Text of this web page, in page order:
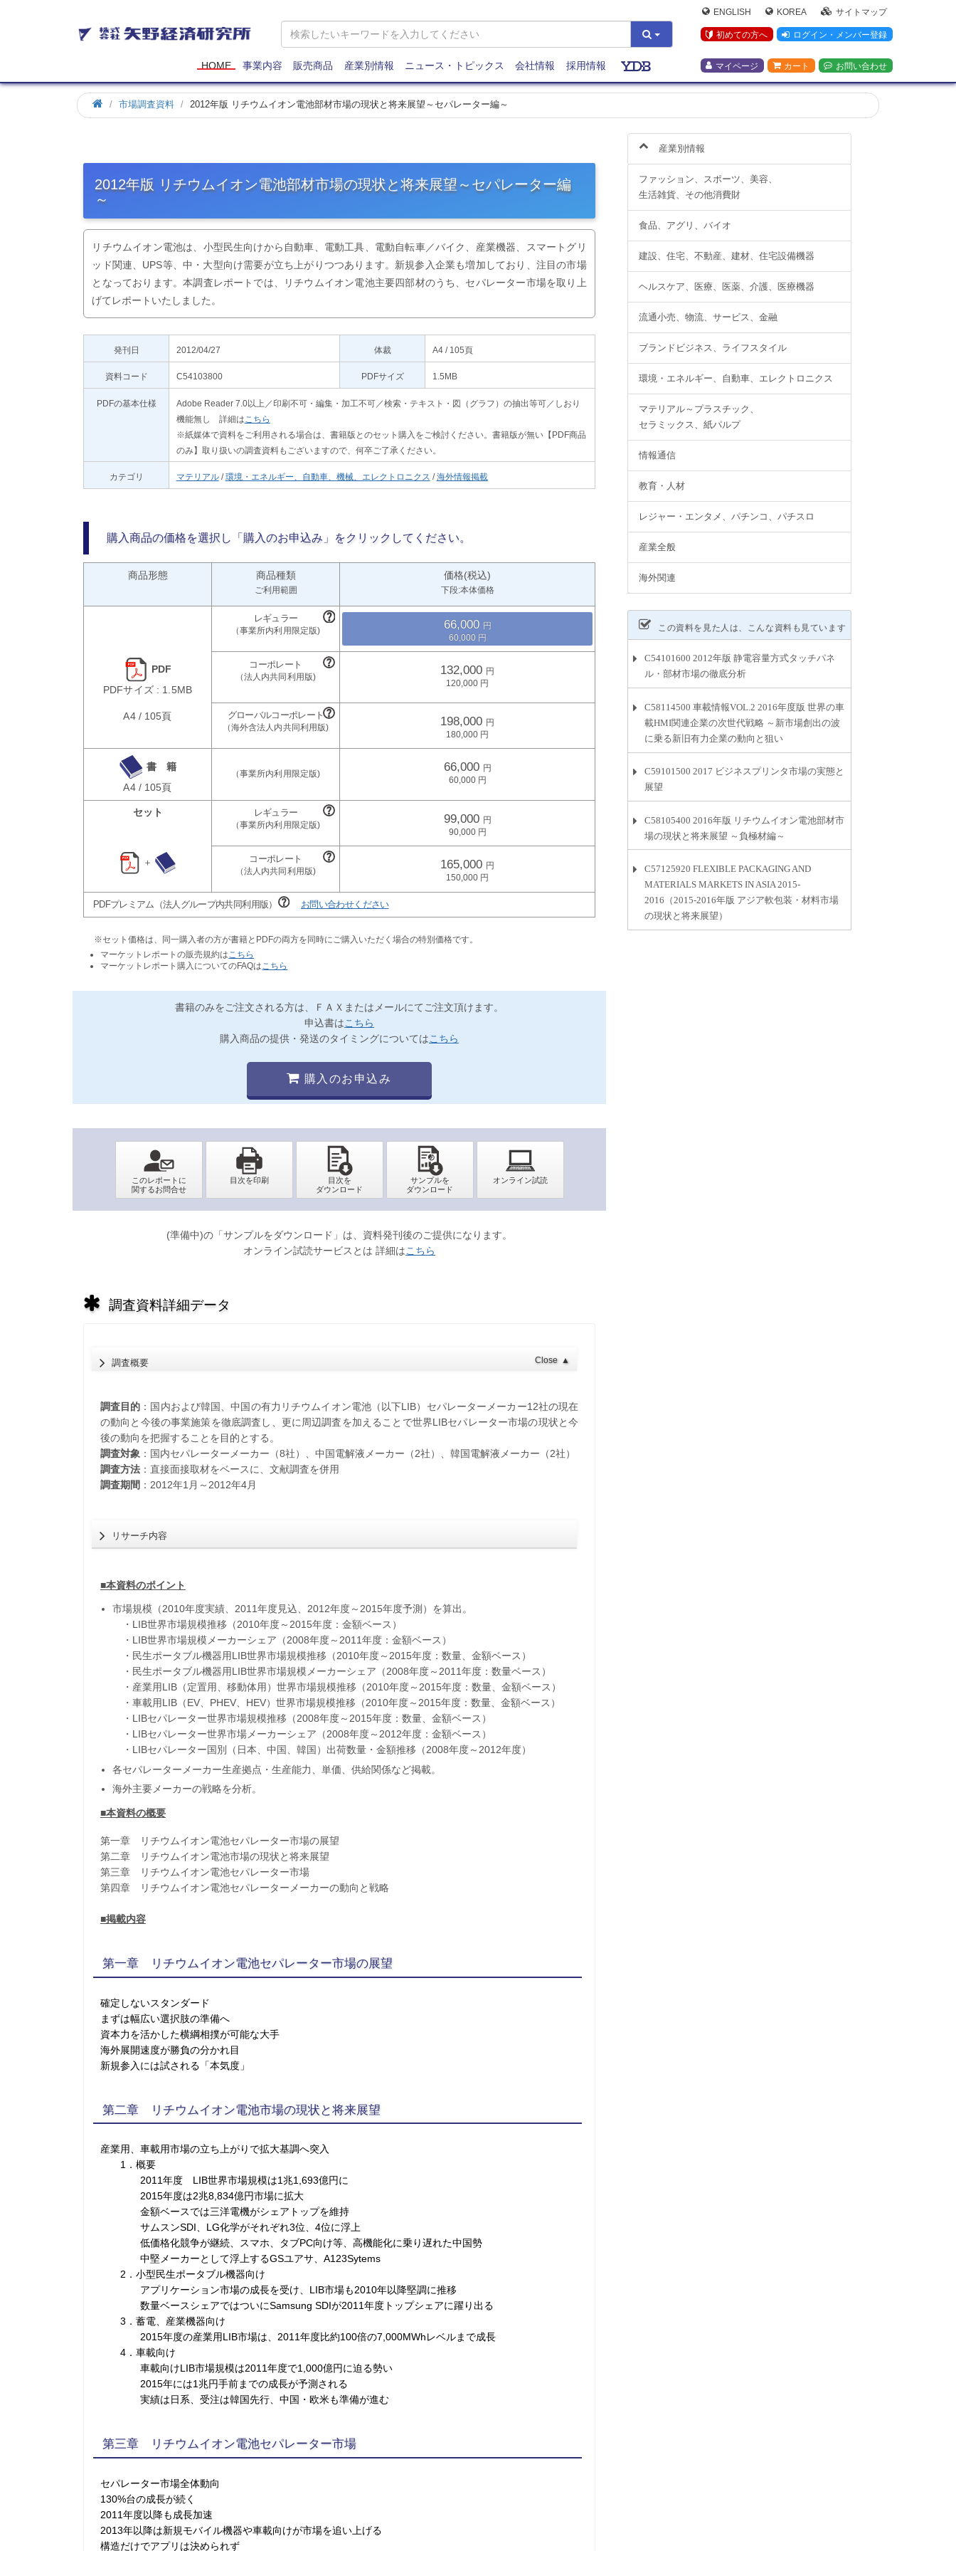
矢
野
研
究
所
ENGLISH KOREA サイトマップ
初めての方へ ログイン・メンバー登録
マイページ カート お問い合わせ
HOME 事業内容 販売商品 産業別情報 ニュース・トピックス 会社情報 採用情報
市場調査資料 2012年版 リチウムイオン電池部材市場の現状と将来展望～セパレーター編～
2012年版 リチウムイオン電池部材市場の現状と将来展望～セパレーター編
～
リチウムイオン電池は、小型民生向けから自動車、電動工具、電動自転車／バイク、産業機器、スマートグリ
ッド関連、UPS等、中・大型向け需要が立ち上がりつつあります。新規参入企業も増加しており、注目の市場
となっております。本調査レポートでは、リチウムイオン電池主要四部材のうち、セパレーター市場を取り上
げてレポートいたしました。
発刊日 2012/04/27 体裁 A4 / 105頁
資料コード C54103800 PDFサイズ 1.5MB
PDFの基本仕様
Adobe Reader 7.0以上／印刷不可・編集・加工不可／検索・テキスト・図（グラフ）の抽出等可／しおり
機能無し 詳細は こちら
※紙媒体で資料をご利用される場合は、書籍版とのセット購入をご検討ください。書籍版が無い【PDF商品
のみ】取り扱いの調査資料もございますので、何卒ご了承ください。
カテゴリ マテリアル/環境・エネルギー、自動車、機械、エレクトロニクス /海外情報掲載
購入商品の価格を選択し「購入のお申込み」をクリックしてください。
商品形態 商品種類
ご利用範囲
価格(税込)
下段:本体価格
66,000
60,000
PDF
PDFサイズ : 1.5MB
132,000
120,000
A4 / 105頁 198,000
180,000
書 籍
A4 / 105頁
66,000
60,000
セット 99,000
90,000
＋ 165,000
150,000
PDFプレミアム（法人グループ内共同利用版） お問い合わせください
※セット価格は、同一購入者の方が書籍とPDFの両方を同時にご購入いただく場合の特別価格です。
マーケットレポートの販売規約は こちら
マーケットレポート購入についてのFAQは こちら
書籍のみをご注文される方は、ＦＡＸまたはメールにてご注文頂けます。
申込書はこちら
購入商品の提供・発送のタイミングについてはこちら
購入のお申込み
(準備中)の「サンプルをダウンロード」は、資料発刊後のご提供になります。
オンライン試読サービスとは 詳細はこちら
調査資料詳細データ
調査概要 Close ▲
調査目的 ：国内および韓国、中国の有力リチウムイオン電池（以下LIB）セパレーターメーカー12社の現在
の動向と今後の事業施策を徹底調査し、更に周辺調査を加えることで世界LIBセパレーター市場の現状と今
後の動向を把握することを目的とする。
調査対象 ：国内セパレーターメーカー（8社）、中国電解液メーカー（2社）、韓国電解液メーカー（2社）
調査方法：直接面接取材をベースに、文献調査を併用
調査期間 ：2012年1月～2012年4月
リサーチ内容
■本資料のポイント
市場規模（2010年度実績、2011年度見込、2012年度～2015年度予測）を算出。
・LIB世界市場規模推移（2010年度～2015年度：金額ベース）
・LIB世界市場規模メーカーシェア（2008年度～2011年度：金額ベース）
・民生ポータブル機器用LIB世界市場規模推移（2010年度～2015年度：数量、金額ベース）
・民生ポータブル機器用LIB世界市場規模メーカーシェア（2008年度～2011年度：数量ベース）
・産業用LIB（定置用、移動体用）世界市場規模推移（2010年度～2015年度：数量、金額ベース）
・車載用LIB（EV、PHEV、HEV）世界市場規模推移（2010年度～2015年度：数量、金額ベース）
・LIBセパレーター世界市場規模推移（2008年度～2015年度：数量、金額ベース）
・LIBセパレーター世界市場メーカーシェア（2008年度～2012年度：金額ベース）
・LIBセパレーター国別（日本、中国、韓国）出荷数量・金額推移（2008年度～2012年度）
各セパレーターメーカー生産拠点・生産能力、単価、供給関係など掲載。
海外主要メーカーの戦略を分析。
■本資料の概要
第一章 リチウムイオン電池セパレーター市場の展望
第二章 リチウムイオン電池市場の現状と将来展望
第三章 リチウムイオン電池セパレーター市場
第四章 リチウムイオン電池セパレーターメーカーの動向と戦略
■掲載内容
第一章 リチウムイオン電池セパレーター市場の展望
確定しないスタンダード
まずは幅広い選択肢の準備へ
資本力を活かした横綱相撲が可能な大手
海外展開速度が勝負の分かれ目
新規参入には試される「本気度」
第二章 リチウムイオン電池市場の現状と将来展望
産業用、車載用市場の立ち上がりで拡大基調へ突入
1．概要
2011年度 LIB世界市場規模は1兆1,693億円に
2015年度は2兆8,834億円市場に拡大
金額ベースでは三洋電機がシェアトップを維持
サムスンSDI、LG化学がそれぞれ3位、4位に浮上
低価格化競争が継続、スマホ、タブPC向け等、高機能化に乗り遅れた中国勢
中堅メーカーとして浮上するGSユアサ、A123Sytems
2．小型民生ポータブル機器向け
アプリケーション市場の成長を受け、LIB市場も2010年以降堅調に推移
数量ベースシェアではついにSamsung SDIが2011年度トップシェアに躍り出る
3．蓄電、産業機器向け
2015年度の産業用LIB市場は、2011年度比約100倍の7,000MWhレベルまで成長
4．車載向け
車載向けLIB市場規模は2011年度で1,000億円に迫る勢い
2015年には1兆円手前までの成長が予測される
実績は日系、受注は韓国先行、中国・欧米も準備が進む
第三章 リチウムイオン電池セパレーター市場
セパレーター市場全体動向
130%台の成長が続く
2011年度以降も成長加速
2013年以降は新規モバイル機器や車載向けが市場を追い上げる
構造だけでアプリは決められず
産業別情報
ファッション、スポーツ、美容、
生活雑貨、その他消費財
食品、アグリ、バイオ
建設、住宅、不動産、建材、住宅設備機器
ヘルスケア、医療、医薬、介護、医療機器
流通小売、物流、サービス、金融
ブランドビジネス、ライフスタイル
環境・エネルギー、自動車、エレクトロニクス
マテリアル～プラスチック、
セラミックス、紙パルプ
情報通信
教育・人材
レジャー・エンタメ、パチンコ、パチスロ
産業全般
海外関連
この資料を見た人は、こんな資料も見ています
C54101600 2012年版 静電容量方式タッチパネ
ル・部材市場の徹底分析
C58114500 車載情報VOL.2 2016年度版 世界の車
載HMI関連企業の次世代戦略 ～新市場創出の波
に乗る新旧有力企業の動向と狙い
C59101500 2017 ビジネスプリンタ市場の実態と
展望
C58105400 2016年版 リチウムイオン電池部材市
場の現状と将来展望 ～負極材編～
C57125920 FLEXIBLE PACKAGING AND
MATERIALS MARKETS IN ASIA 2015-
2016（2015-2016年版 アジア軟包装・材料市場
の現状と将来展望）